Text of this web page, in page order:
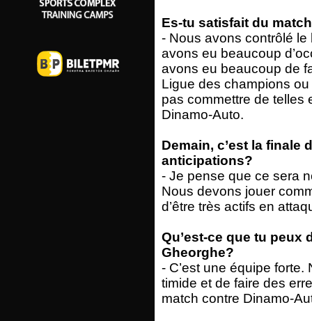
Es-tu satisfait du
- Nous avons contrôlé
avons eu beaucoup
avons eu beaucoup de
Ligue des champions
pas commettre de telles
Dinamo-Auto.
Demain, c’est la finale
anticipations?
- Je pense que ce sera
Nous devons jouer
d’être très actifs en
Qu’est-ce que tu peux
Gheorghe?
- C’est une équipe forte.
timide et de faire des
match contre Dinamo-